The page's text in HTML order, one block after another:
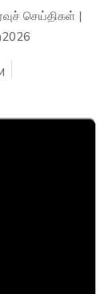
செய்திகள் |